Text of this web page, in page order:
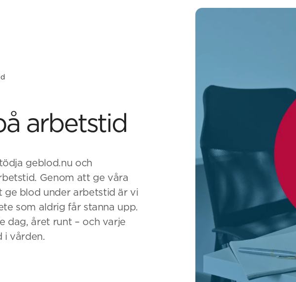
arbetstid
geblod.nu och
Genom att ge våra
blod under arbetstid är vi
som aldrig får stanna upp.
dag, året runt – och varje
i vården.